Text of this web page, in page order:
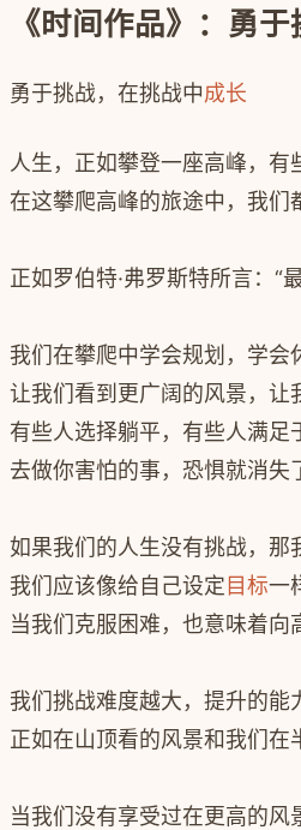
《时间作品》：勇
勇于挑战，在挑战中成长
人生，正如攀登一座高峰，
在这攀爬高峰的旅途中，我们
正如罗伯特·弗罗斯特所言：“
我们在攀爬中学会规划，学会
让我们看到更广阔的风景，让
有些人选择躺平，有些人满足
去做你害怕的事，恐惧就消失
如果我们的人生没有挑战，那
我们应该像给自己设定目标一
当我们克服困难，也意味着向
我们挑战难度越大，提升的能
正如在山顶看的风景和我们在
当我们没有享受过在更高的